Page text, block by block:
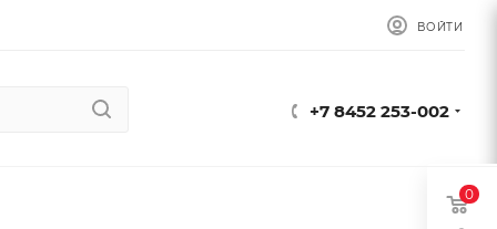
ВОЙТИ
+7 8452 253-002
0